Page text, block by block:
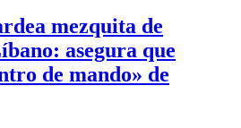
mezquita de
asegura que
de mando» de